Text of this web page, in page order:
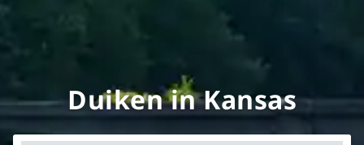
Duiken in Kansas